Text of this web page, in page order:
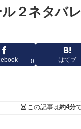
２ネタバ
0 はてブ
この記事は約4分